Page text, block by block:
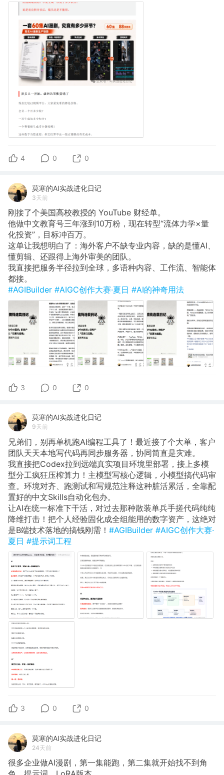
4 0 0
莫寒的AI实战进化日记
3天前
刚接了个美国高校教授的 YouTube 财经单。
他做中文教育号三年涨到10万粉，现在转型“流体力学×量
化投资”，目标冲百万。
这单让我想明白了：海外客户不缺专业内容，缺的是懂AI、
懂剪辑、还跟得上海外审美的团队。
我直接把服务半径拉到全球，多语种内容、工作流、智能体
都接。
#AGIBuilder #AIGC创作大赛·夏日 #AI的神奇用法
3 0 0
莫寒的AI实战进化日记
9天前
兄弟们，别再单机跑AI编程工具了！最近接了个大单，客户
团队天天本地写代码再同步服务器，协同简直是灾难。
我直接把Codex拉到远端真实项目环境里部署，接上多模
型分工疯狂压榨算力！主模型写核心逻辑，小模型搞代码审
查。环境对齐、跑测试和写规范注释这种脏活累活，全靠配
置好的中文Skills自动化包办。
让AI在统一标准下干活，对过去那种散装单兵手搓代码纯纯
降维打击！把个人经验固化成全组能用的数字资产，这绝对
是B端技术落地的搞钱刚需！ #AGIBuilder #AIGC创作大赛·
夏日 #提示词工程
3 0 0
莫寒的AI实战进化日记
24天前
很多企业做AI漫剧，第一集能跑，第二集就开始找不到角